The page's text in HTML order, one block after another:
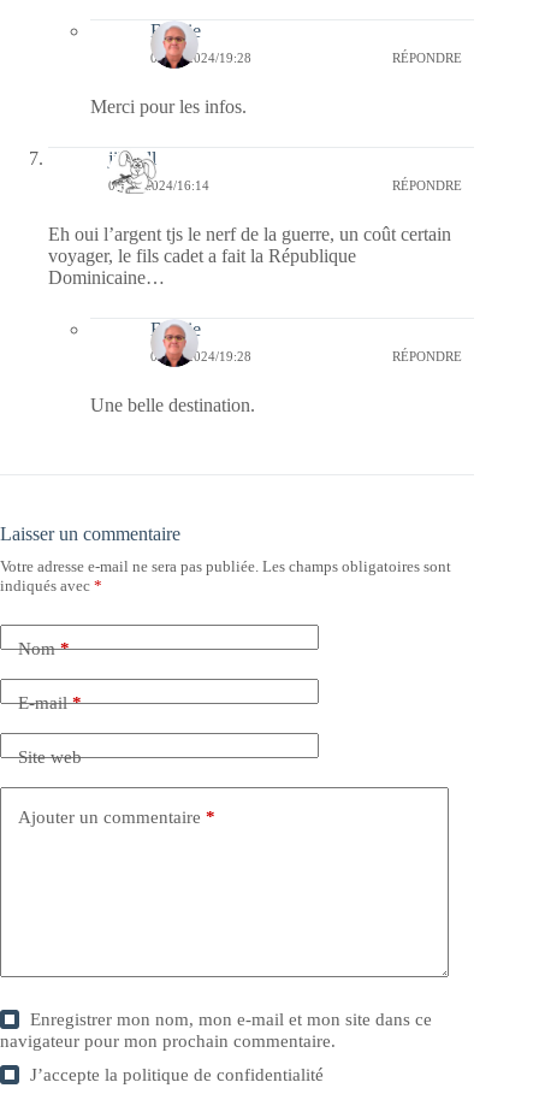
Bernie
09/08/2024/19:28 RÉPONDRE
Merci pour les infos.
jill bill
09/08/2024/16:14 RÉPONDRE
Eh oui l’argent tjs le nerf de la guerre, un coût certain
voyager, le fils cadet a fait la République
Dominicaine…
Bernie
09/08/2024/19:28 RÉPONDRE
Une belle destination.
Laisser un commentaire
Votre adresse e-mail ne sera pas publiée. Les champs obligatoires sont
indiqués avec *
Nom*
E-mail*
Site web
Ajouter un commentaire *
Enregistrer mon nom, mon e-mail et mon site dans ce
navigateur pour mon prochain commentaire.
J’accepte lapolitique de confidentialité